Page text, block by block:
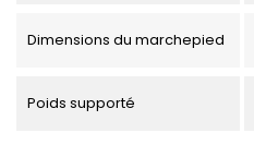
Dimensions du marchepied
Poids supporté